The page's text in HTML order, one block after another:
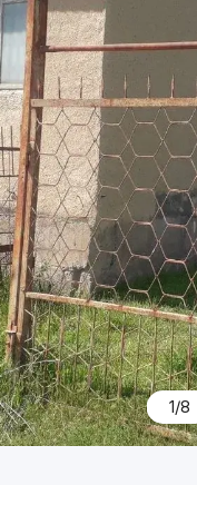
1/8